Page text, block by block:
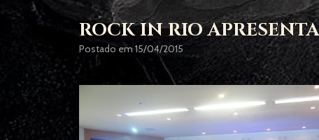
ROCK IN RIO
Postado em 15/04/2015